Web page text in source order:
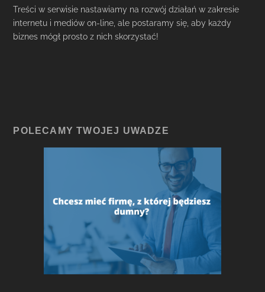
Treści w serwisie nastawiamy na rozwój działań w zakresie
internetu i mediów on-line, ale postaramy się, aby każdy
biznes mógł prosto z nich skorzystać!
POLECAMY TWOJEJ UWADZE